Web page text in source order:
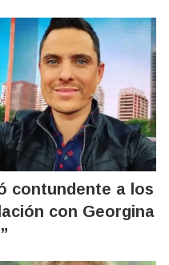
contundente a los
con Georgina